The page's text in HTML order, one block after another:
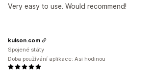
Very easy to use. Would recommend!
kulson.com
Spojené státy
Doba používání aplikace: Asi hodinou